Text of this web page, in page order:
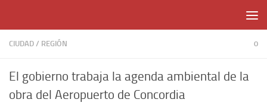
CIUDAD / REGIÓN 0
El gobierno trabaja la agenda ambiental de la
obra del Aeropuerto de Concordia